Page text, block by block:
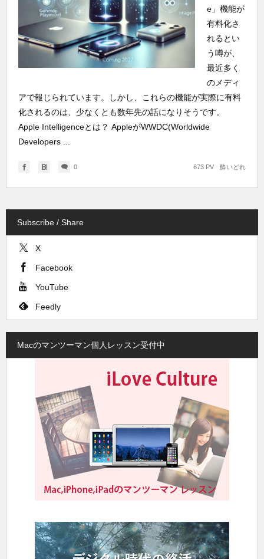
e」機能が
有料化さ
れるとい
う噂が、
最近多く
のメディ
アで報じられています。しかし、これらの機能が実際に有料
化されるのは、少なくとも数年先の話になりそうです。
Apple Intelligenceとは？ AppleがWWDC(Worldwide
Developers ...
0 酔いどれ
673 PV
Subscribe / Share
X
Facebook
YouTube
Feedly
Macのマンツーマン個人レッスン受付中